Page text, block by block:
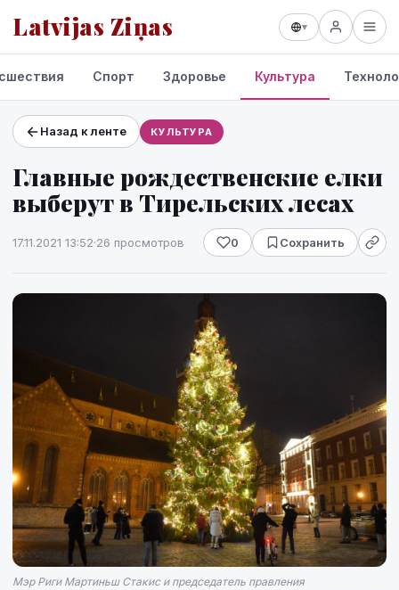
Latvijas Ziņas ▾
Проекты и сервисы
Прогноз погоды
Спорт Здоровье Культура
Назад к ленте КУЛЬТУРА
Главные рождественские елки
выберут в Тирельских лесах
17.11.2021 13:52·26 просмотров 0 Сохранить
Мэр Риги Мартиньш Стакис и председатель правления